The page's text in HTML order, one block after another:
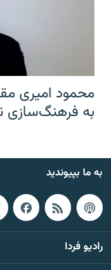
محمود امیری
به فرهنگ‌سازی
به ما بپیوندید
رادیو فردا